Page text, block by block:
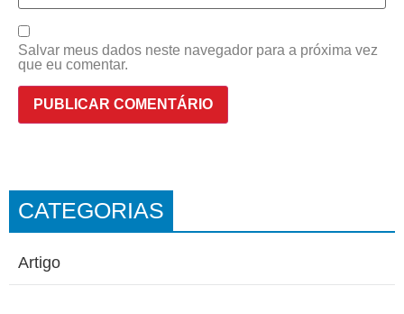
Salvar meus dados neste navegador para a próxima vez
que eu comentar.
CATEGORIAS
Artigo